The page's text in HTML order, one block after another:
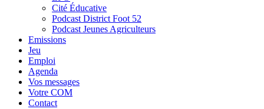
Cité Éducative
Podcast District Foot 52
Podcast Jeunes Agriculteurs
Emissions
Jeu
Emploi
Agenda
Vos messages
Votre COM
Contact